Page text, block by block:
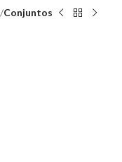
Conjuntos